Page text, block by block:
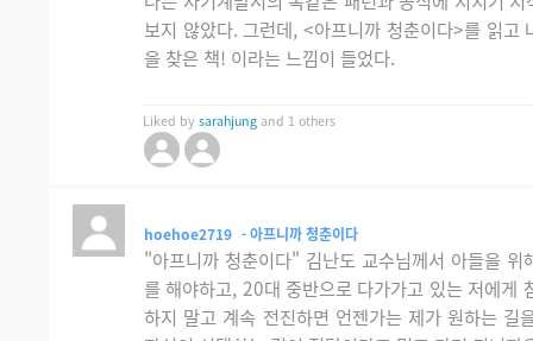
보지 않았다. 그런데, <아프니까 청춘이다>를 읽고
을 찾은 책! 이라는 느낌이 들었다.
Liked by sarahjung and 1 others
hoehoe2719 - 아프니까 청춘이다
"아프니까 청춘이다" 김난도 교수님께서 아들을
를 해야하고, 20대 중반으로 다가가고 있는 저에게
하지 말고 계속 전진하면 언젠가는 제가 원하는 길